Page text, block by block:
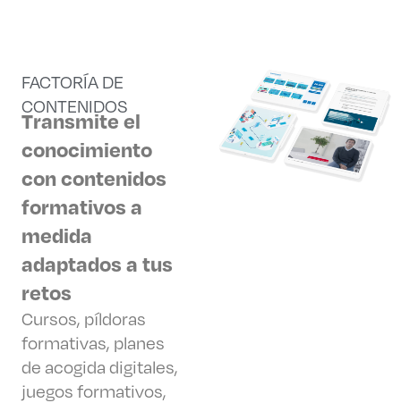
FACTORÍA DE
CONTENIDOS
Transmite el
conocimiento
con contenidos
formativos a
medida
adaptados a tus
retos
Cursos, píldoras
formativas, planes
de acogida digitales,
juegos formativos,